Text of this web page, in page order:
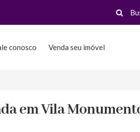
conosco Venda seu imóvel
em Vila